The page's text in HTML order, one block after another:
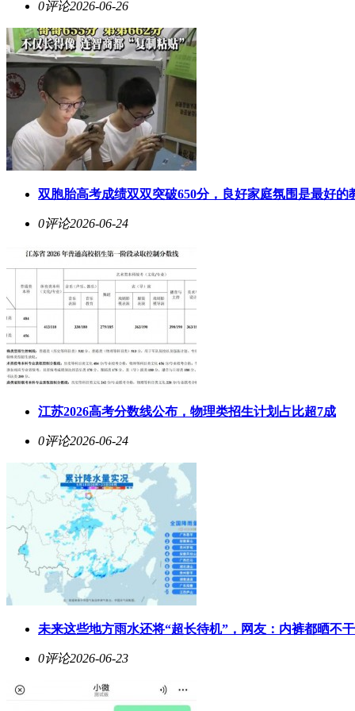
0评论2026-06-26
双胞胎高考成绩双双突破650分，良好家庭氛围是最好的
0评论2026-06-24
江苏2026高考分数线公布，物理类招生计划占比超7成
0评论2026-06-24
未来这些地方雨水还将“超长待机”，网友：内裤都晒不
0评论2026-06-23